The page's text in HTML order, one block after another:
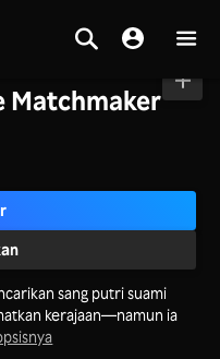
Matchmaker
sang putri suami
kerajaan—namun ia